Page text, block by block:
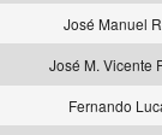
José Manuel
José M. Vicente
Fernando